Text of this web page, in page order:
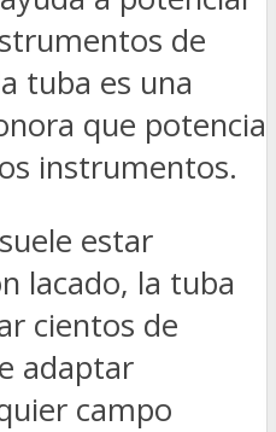
de
tuba es una
que potencia
instrumentos.
estar
lacado, la tuba
cientos de
adaptar
campo